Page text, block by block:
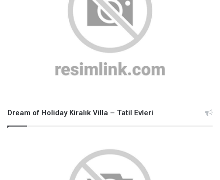
Dream of Holiday Kiralık Villa – Tatil Evleri